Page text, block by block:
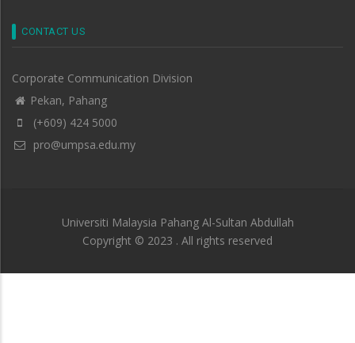
CONTACT US
Corporate Communication Division
Pekan, Pahang
(+609) 424 5000
pro@umpsa.edu.my
Universiti Malaysia Pahang Al-Sultan Abdullah
Copyright © 2023 . All rights reserved